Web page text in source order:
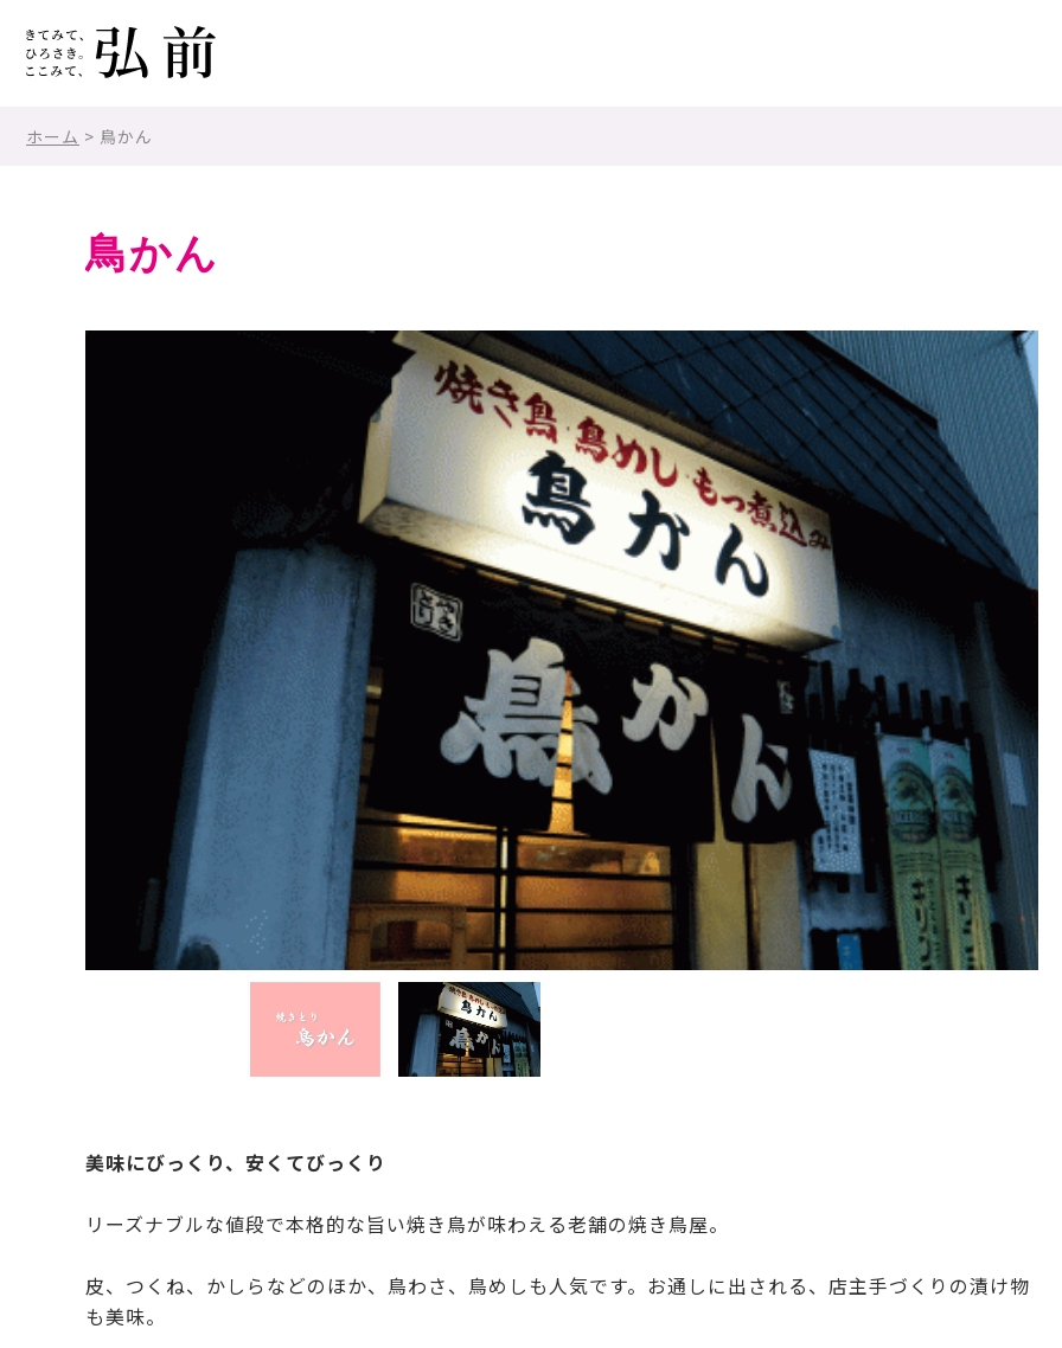
ホーム > 鳥かん
鳥かん
美味にびっくり、安くてびっくり
リーズナブルな値段で本格的な旨い焼き鳥が味わえる老舗の焼き鳥屋。
皮、つくね、かしらなどのほか、鳥わさ、鳥めしも人気です。お通しに出される、店主手づくりの漬け物
も美味。